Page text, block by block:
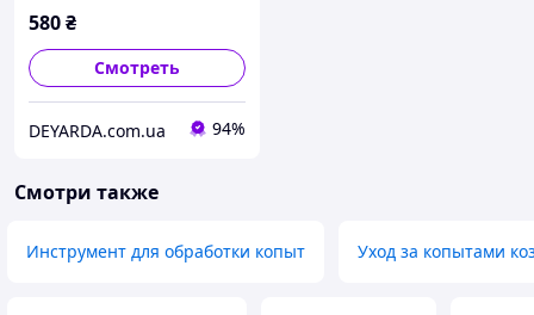
580₴
Смотреть
DEYARDA.com.ua 94%
Смотри также
Инструмент для обработки копыт Уход за копытами